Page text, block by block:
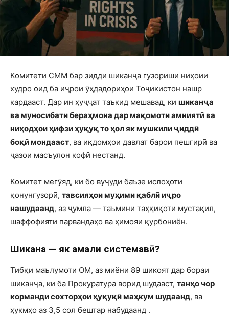
Комитети СММ бар зидди шиканҷа гузориши ниҳоии
худро оид ба иҷрои ӯҳдадориҳои Тоҷикистон нашр
кардааст. Дар ин ҳуҷҷат таъкид мешавад, ки шиканҷа
ва муносибати бераҳмона дар мақомоти амниятӣ ва
ниҳодҳои ҳифзи ҳуқуқ то ҳол як мушкили ҷиддӣ
боқӣ мондааст, ва иқдомҳои давлат барои пешгирӣ ва
ҷазои масъулон кофӣ нестанд.
Комитет мегӯяд, ки бо вуҷуди баъзе ислоҳоти
қонунгузорӣ, тавсияҳои муҳими қаблӣ иҷро
нашудаанд, аз ҷумла — таъмини таҳқиқоти мустақил,
шаффофияти парвандаҳо ва ҳимояи қурбониён.
Шиканҷа — як амали системавӣ?
Тибқи маълумоти ОМ, аз миёни 89 шикоят дар бораи
шиканҷа, ки ба Прокуратура ворид шудааст, танҳо чор
корманди сохторҳои ҳуқуқӣ маҳкум шудаанд, ва
ҳукмҳо аз 3,5 сол бештар набудаанд .